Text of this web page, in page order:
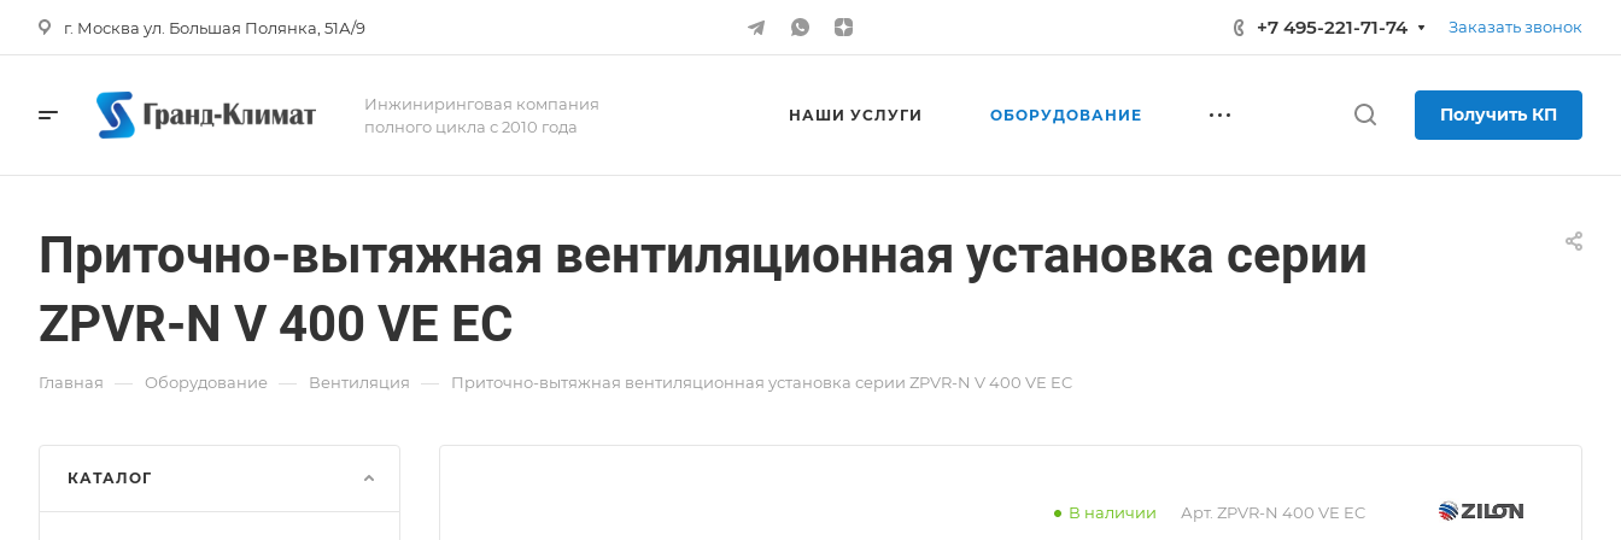
г. Москва ул. Большая Полянка, 51А/9 +7 495-221-71-74 Заказать звонок
Инжиниринговая компания
полного цикла с 2010 года
НАШИ УСЛУГИ ОБОРУДОВАНИЕ Получить КП
Приточно-вытяжная вентиляционная установка серии
ZPVR-N V 400 VE EC
Главная — Оборудование — Вентиляция — Приточно-вытяжная вентиляционная установка серии ZPVR-N V 400 VE EC
В наличии Арт. ZPVR-N 400 VE EC
КАТАЛОГ